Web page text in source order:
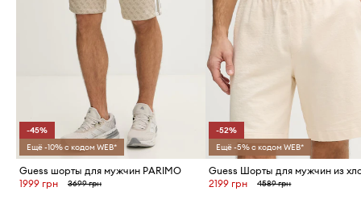
-45%
Ещё -10% с кодом WEB*
Guess шорты для мужчин PARIMO
1999 грн
3699 грн
-52%
Ещё -5% с кодом WEB*
Guess Шорты для мужчин из
2199 грн
4589 грн